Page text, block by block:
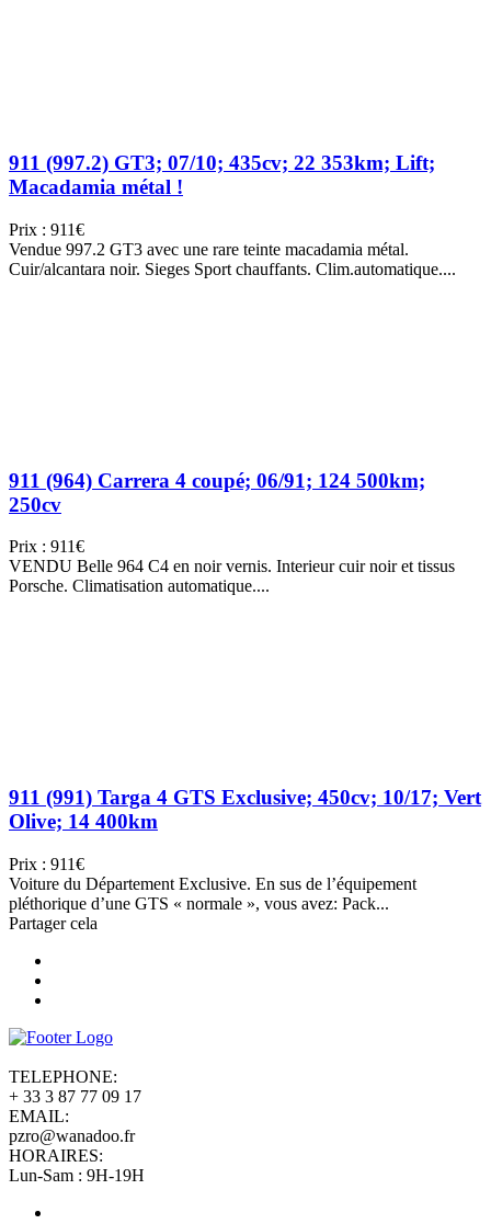
911 (997.2) GT3; 07/10; 435cv; 22 353km; Lift;
Macadamia métal !
Prix : 911€
Vendue 997.2 GT3 avec une rare teinte macadamia métal.
Cuir/alcantara noir. Sieges Sport chauffants. Clim.automatique....
911 (964) Carrera 4 coupé; 06/91; 124 500km;
250cv
Prix : 911€
VENDU Belle 964 C4 en noir vernis. Interieur cuir noir et tissus
Porsche. Climatisation automatique....
911 (991) Targa 4 GTS Exclusive; 450cv; 10/17; Vert
Olive; 14 400km
Prix : 911€
Voiture du Département Exclusive. En sus de l’équipement
pléthorique d’une GTS « normale », vous avez: Pack...
Partager cela
TELEPHONE:
+ 33 3 87 77 09 17
EMAIL:
pzro@wanadoo.fr
HORAIRES:
Lun-Sam : 9H-19H